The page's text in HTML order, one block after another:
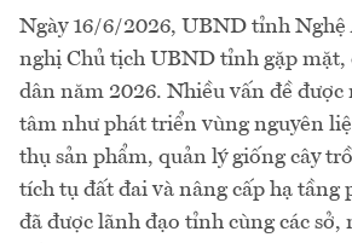
Ngày 16/6/2026, UBND tỉnh
nghị Chủ tịch UBND tỉnh gặp
dân năm 2026. Nhiều vấn đề được
tâm như phát triển vùng nguyên
thụ sản phẩm, quản lý giống cây
tích tụ đất đai và nâng cấp hạ tầng
đã được lãnh đạo tỉnh cùng các sở,